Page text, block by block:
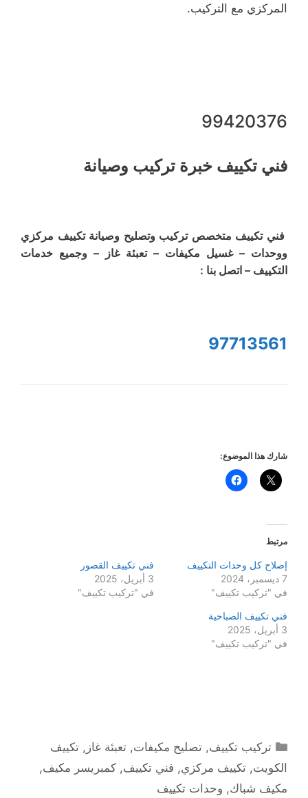
المركزي مع التركيب.
99420376
فني تكييف خبرة تركيب وصيانة
فني تكييف متخصص تركيب وتصليح وصيانة تكييف مركزي
ووحدات – غسيل مكيفات – تعبئة غاز – وجميع خدمات
التكييف – اتصل بنا :
97713561
شارك هذا الموضوع:
مرتبط
إصلاح كل وحدات التكييف
7 ديسمبر، 2024
في "تركيب تكييف"
فني تكييف القصور
3 أبريل، 2025
في "تركيب تكييف"
فني تكييف الصباحية
3 أبريل، 2025
في "تركيب تكييف"
التصنيفات
تركيب تكييف,تصليح مكيفات,تعبئة غاز ,تكييف
الكويت, تكييف مركزي, فني تكييف, كمبريسر مكيف,
مكيف شباك, وحدات تكييف